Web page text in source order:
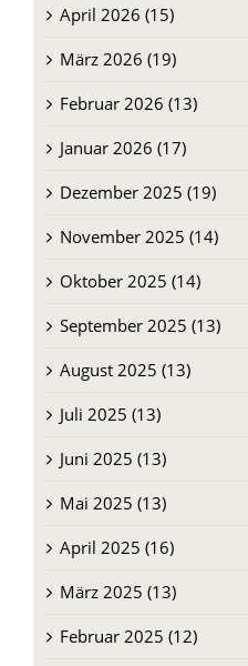
März 2026 (19)
Februar 2026 (13)
Januar 2026 (17)
Dezember 2025 (19)
November 2025 (14)
Oktober 2025 (14)
September 2025 (13)
August 2025 (13)
Juli 2025 (13)
Juni 2025 (13)
Mai 2025 (13)
April 2025 (16)
März 2025 (13)
Februar 2025 (12)
Januar 2025 (16)